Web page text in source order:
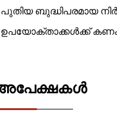
പുതിയ ബുദ്ധിപരമായ
ഉപയോക്താക്കൾക്ക്